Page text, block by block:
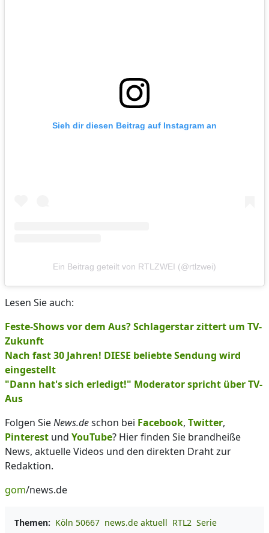
Sieh dir diesen Beitrag auf Instagram an
Ein Beitrag geteilt von RTLZWEI (@rtlzwei)
Lesen Sie auch:
Feste-Shows vor dem Aus? Schlagerstar zittert um TV-
Zukunft
Nach fast 30 Jahren! DIESE beliebte Sendung wird
eingestellt
"Dann hat's sich erledigt!" Moderator spricht über TV-
Aus
Folgen SieNews.deschon bei Facebook, Twitter,
Pinterest und YouTube? Hier finden Sie brandheiße
News, aktuelle Videos und den direkten Draht zur
Redaktion.
gom/news.de
Themen: Köln 50667 news.de aktuell RTL2 Serie